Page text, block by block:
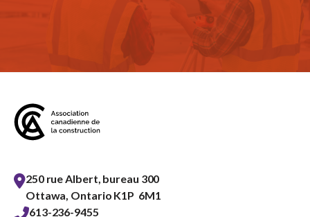
250 rue Albert, bureau 300
Ottawa, Ontario K1P 6M1
613-236-9455